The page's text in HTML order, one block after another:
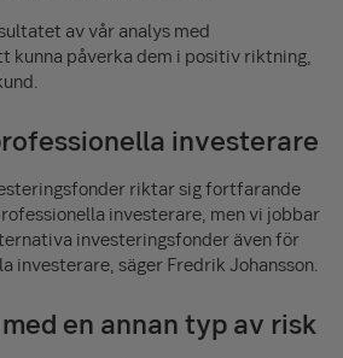
av vår analys med
kunna påverka dem i positiv riktning,
investerare
riktar sig fortfarande
investerare, men vi jobbar
investeringsfonder även för
investerare, säger Fredrik Johansson.
en annan typ av risk